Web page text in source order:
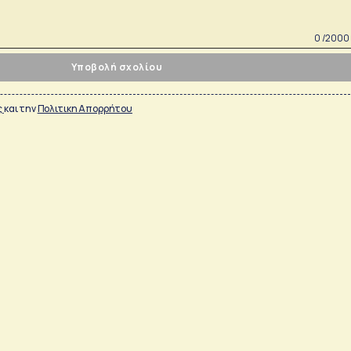
0 /2000
Υποβολή σχολίου
και τηνΠολιτικη Απορρήτου